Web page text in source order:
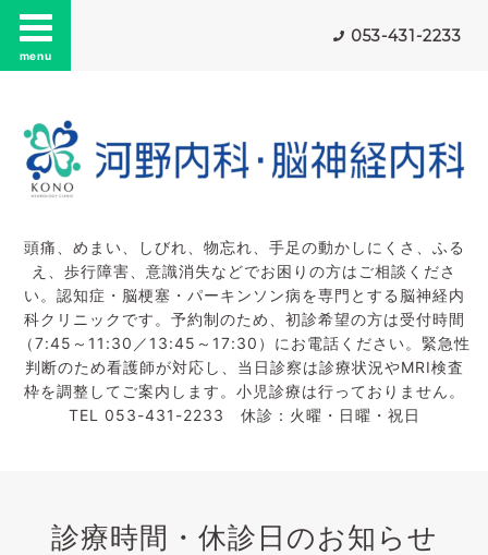
menu
053-431-2233
頭痛、めまい、しびれ、物忘れ、手足の動かしにくさ、ふる
え、歩行障害、意識消失などでお困りの方はご相談くださ
い。認知症・脳梗塞・パーキンソン病を専門とする脳神経内
科クリニックです。予約制のため、初診希望の方は受付時間
（7:45～11:30／13:45～17:30）にお電話ください。緊急性
判断のため看護師が対応し、当日診察は診療状況やMRI検査
枠を調整してご案内します。小児診療は行っておりません。
TEL 053-431-2233 休診：火曜・日曜・祝日
診療時間・休診日のお知らせ